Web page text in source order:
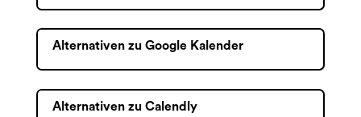
Alternativen zu Google Kalender
Alternativen zu Calendly